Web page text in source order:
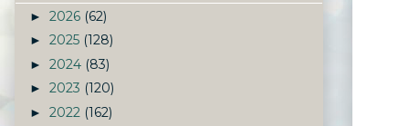
► 2026 (62)
► 2025 (128)
► 2024 (83)
► 2023 (120)
► 2022 (162)